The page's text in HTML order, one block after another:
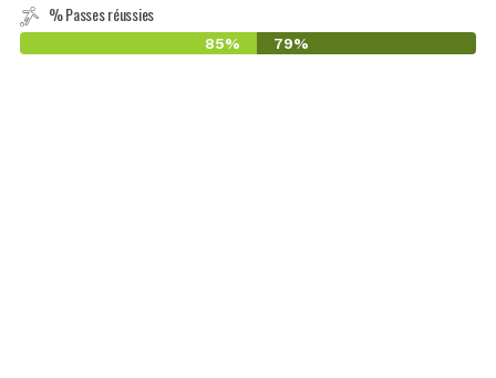
% Passes réussies
85% 79%